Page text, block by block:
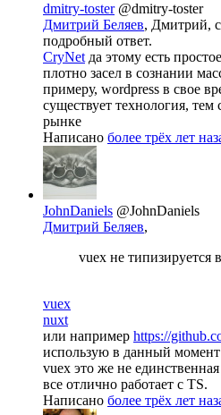
dmitry-toster @dmitry-toster
Дмитрий Беляев, Дмитрий,
подробный ответ.
CryNet да этому есть
плотно засел в сознании
примеру, wordpress в свое
существует технология, тем
рынке
Написано более трёх лет
JohnDaniels @JohnDaniels
Дмитрий Беляев,
vuex не типизируется
vuex
nuxt
или например https://
использую в данный момент
vuex это же не
все отлично работает с TS.
Написано более трёх лет